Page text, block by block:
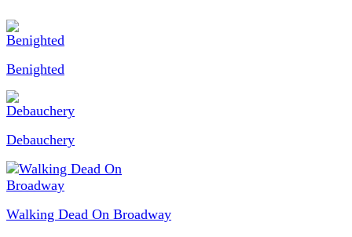
Benighted
Debauchery
Walking Dead On Broadway